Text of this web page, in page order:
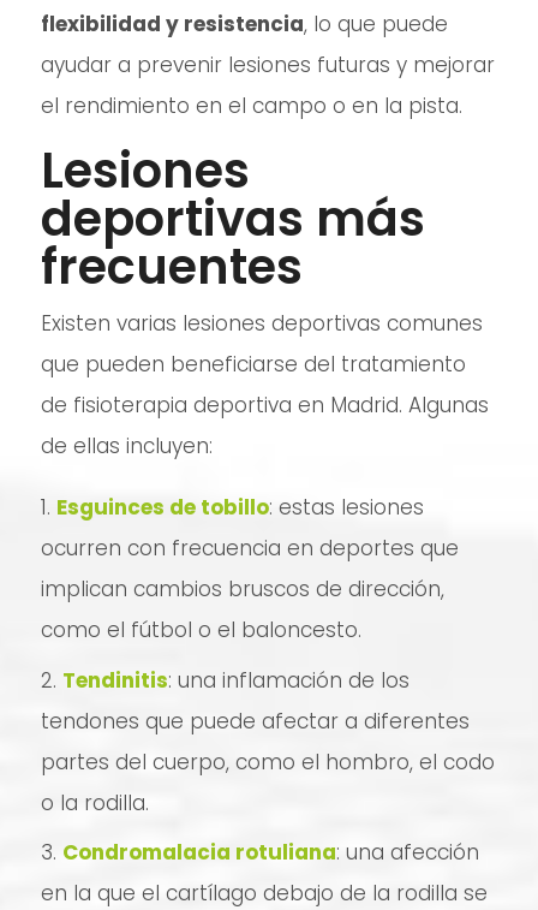
flexibilidad y resistencia, lo que puede
ayudar a prevenir lesiones futuras y mejorar
el rendimiento en el campo o en la pista.
Lesiones
deportivas más
frecuentes
Existen varias lesiones deportivas comunes
que pueden beneficiarse del tratamiento
de fisioterapia deportiva en Madrid. Algunas
de ellas incluyen:
Esguinces de tobillo: estas lesiones
ocurren con frecuencia en deportes que
implican cambios bruscos de dirección,
como el fútbol o el baloncesto.
Tendinitis: una inflamación de los
tendones que puede afectar a diferentes
partes del cuerpo, como el hombro, el codo
o la rodilla.
Condromalacia rotuliana: una afección
en la que el cartílago debajo de la rodilla se